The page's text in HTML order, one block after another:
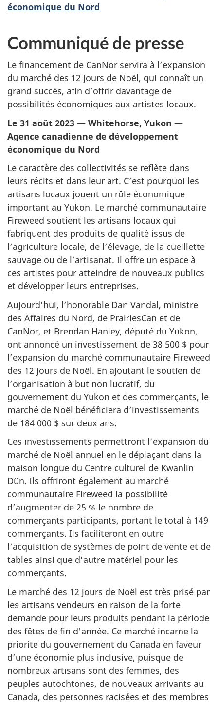
économique du Nord
Communiqué de presse
Le financement de CanNor servira à l’expansion
du marché des 12 jours de Noël, qui connaît un
grand succès, afin d’offrir davantage de
possibilités économiques aux artistes locaux.
Le 31 août 2023 — Whitehorse, Yukon —
Agence canadienne de développement
économique du Nord
Le caractère des collectivités se reflète dans
leurs récits et dans leur art. C’est pourquoi les
artisans locaux jouent un rôle économique
important au Yukon. Le marché communautaire
Fireweed soutient les artisans locaux qui
fabriquent des produits de qualité issus de
l’agriculture locale, de l’élevage, de la cueillette
sauvage ou de l’artisanat. Il offre un espace à
ces artistes pour atteindre de nouveaux publics
et développer leurs entreprises.
Aujourd’hui, l’honorable Dan Vandal, ministre
des Affaires du Nord, de PrairiesCan et de
CanNor, et Brendan Hanley, député du Yukon,
ont annoncé un investissement de 38 500 $ pour
l’expansion du marché communautaire Fireweed
des 12 jours de Noël. En ajoutant le soutien de
l’organisation à but non lucratif, du
gouvernement du Yukon et des commerçants, le
marché de Noël bénéficiera d’investissements
de 184 000 $ sur deux ans.
Ces investissements permettront l’expansion du
marché de Noël annuel en le déplaçant dans la
maison longue du Centre culturel de Kwanlin
Dün. Ils offriront également au marché
communautaire Fireweed la possibilité
d’augmenter de 25 % le nombre de
commerçants participants, portant le total à 149
commerçants. Ils faciliteront en outre
l’acquisition de systèmes de point de vente et de
tables ainsi que d’autre matériel pour les
commerçants.
Le marché des 12 jours de Noël est très prisé par
les artisans vendeurs en raison de la forte
demande pour leurs produits pendant la période
des fêtes de fin d'année. Ce marché incarne la
priorité du gouvernement du Canada en faveur
d’une économie plus inclusive, puisque de
nombreux artisans sont des femmes, des
peuples autochtones, de nouveaux arrivants au
Canada, des personnes racisées et des membres